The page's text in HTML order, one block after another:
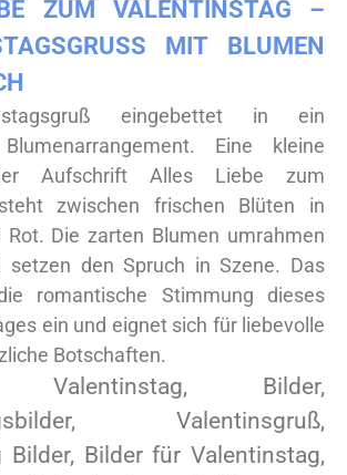
ZUM VALENTINSTAG –
MIT BLUMEN U
eingebettet in ein
Eine kleine
Aufschrift Alles Liebe zum
zwischen frischen Blüten in
Rot. Die zarten Blumen umrahmen
setzen den Spruch in Szene. Das
romantische Stimmung dieses
ein und eignet sich für liebevolle
Botschaften.
Valentinstag, Bilder,
Valentinsgruß,
Bilder, Bilder für Valentinstag,